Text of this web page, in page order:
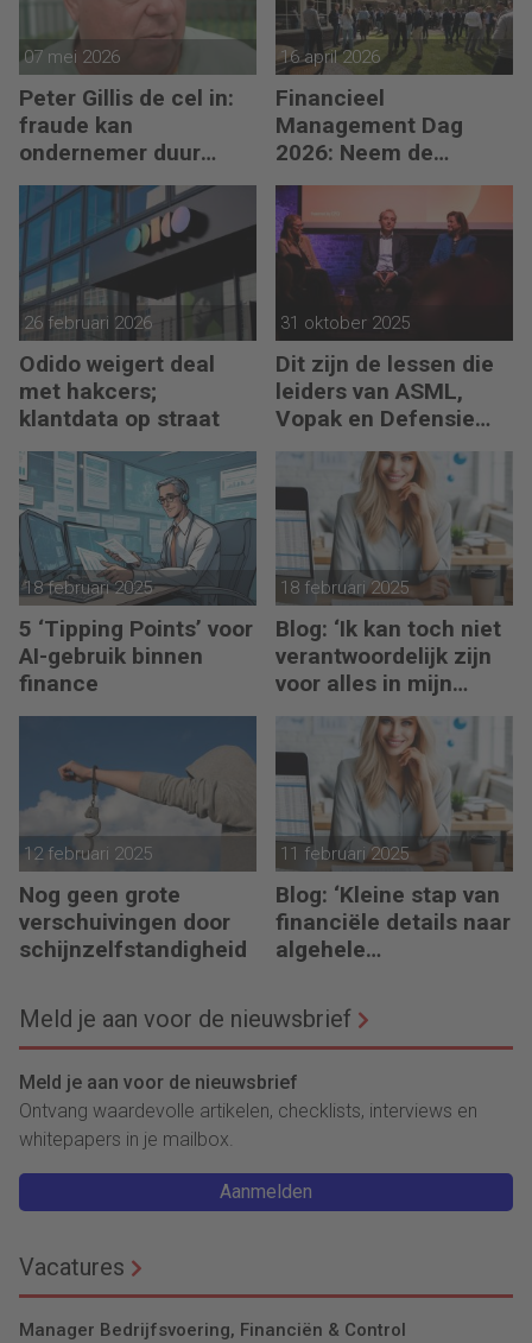
07 mei 2026
Peter Gillis de cel in:
fraude kan
ondernemer duur
komen te staan
16 april 2026
Financieel
Management Dag
2026: Neem de
toekomst in eigen
hand
26 februari 2026
Odido weigert deal
met hakcers;
klantdata op straat
31 oktober 2025
Dit zijn de lessen die
leiders van ASML,
Vopak en Defensie
toepassen in
turbulente tijden
18 februari 2025
5 ‘Tipping Points’ voor
AI-gebruik binnen
finance
18 februari 2025
Blog: ‘Ik kan toch niet
verantwoordelijk zijn
voor alles in mijn
waardeketen?’
12 februari 2025
Nog geen grote
verschuivingen door
schijnzelfstandigheid
11 februari 2025
Blog: ‘Kleine stap van
financiële details naar
algehele
Meld je aan voor de nieuwsbrief
Meld je aan voor de nieuwsbrief
Ontvang waardevolle artikelen, checklists, interviews en
whitepapers in je mailbox.
Aanmelden
Vacatures
Manager Bedrijfsvoering, Financiën & Control